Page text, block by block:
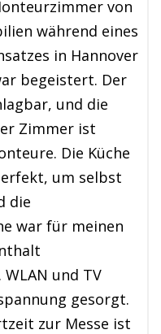
von
während eines
in Hannover
begeistert. Der
und die
Zimmer ist
Die Küche
um selbst
die
war für meinen
und TV
gesorgt.
zur Messe ist